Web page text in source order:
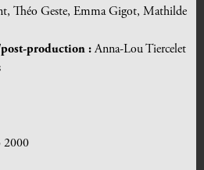
Théo Geste, Emma Gigot, Mathilde
production :Anna-Lou Tiercelet
2000